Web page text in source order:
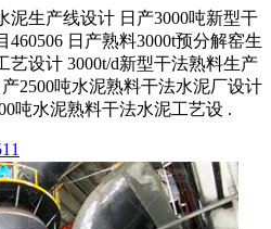
泥生产线设计 日产3000吨新型干
日产熟料3000t预分解窑生
艺设计 3000t/d新型干法熟料生产
2500吨水泥熟料干法水泥厂设计
吨水泥熟料干法水泥工艺设 .